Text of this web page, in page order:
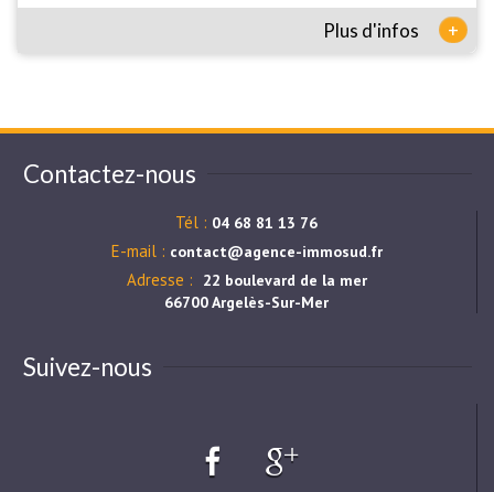
Plus d'infos +
Contactez-nous
Tél : 04 68 81 13 76
E-mail : contact@agence-immosud.fr
Adresse :
22 boulevard de la mer
66700 Argelès-Sur-Mer
Suivez-nous